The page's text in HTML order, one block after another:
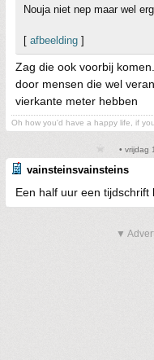
Nouja niet nep maar wel
[ afbeelding ]
Zag die ook voorbij
door mensen die wel
vierkante meter hebben
Oh how you'd have a happy life, if
• vrijdag
vainsteinsvainsteins
Een half uur een tijdschrift
▼